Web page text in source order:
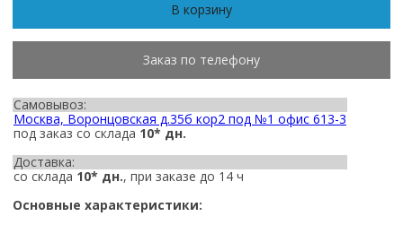
В корзину
Заказ по телефону
Самовывоз:
Москва, Воронцовская д.35б кор2 под №1 офис 613-3
под заказ со склада 10* дн.
Доставка:
со склада 10* дн., при заказе до 14 ч
Основные характеристики: